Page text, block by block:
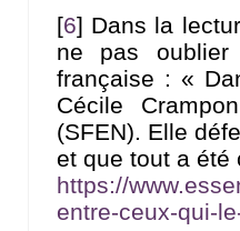
[6] Dans la
ne pas
française : «
Cécile
(SFEN). Elle
et que tout a été
https://
entre-ceux-qui-